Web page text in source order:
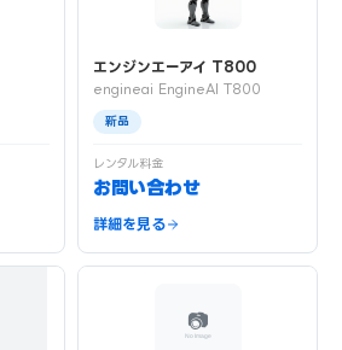
エンジンエーアイ T800
engineai EngineAI T800
新品
レンタル料金
お問い合わせ
詳細を見る